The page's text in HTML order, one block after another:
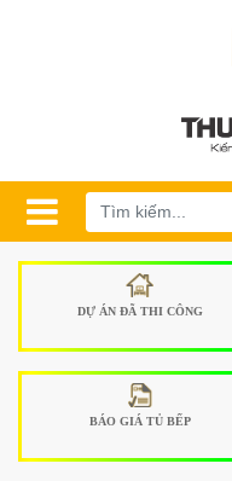
DỰ ÁN ĐÃ THI CÔNG
BÁO GIÁ TỦ BẾP